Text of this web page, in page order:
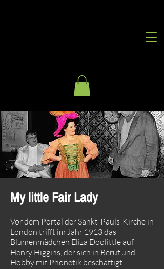
My little Fair Lady
Vor dem Portal der Sankt-Pauls-Kirche in
London trifft im Jahr 1913 das
Blumenmädchen Eliza Doolittle auf
Henry Higgins, der sich in Beruf und
Hobby mit Phonetik beschäftigt.